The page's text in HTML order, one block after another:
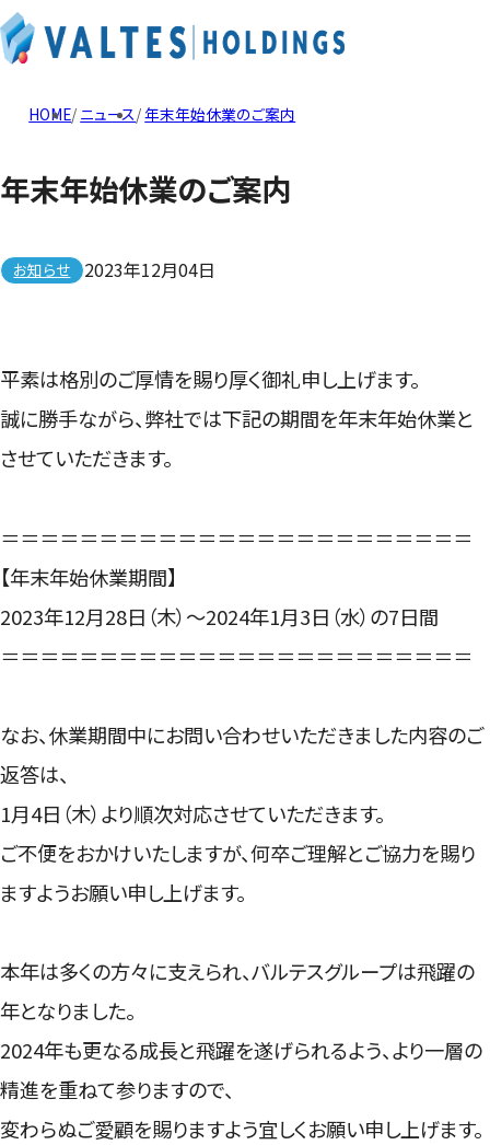
HOME ニュース 年末年始休業のご案内
年末年始休業のご案内
お知らせ 2023年12月04日
平素は格別のご厚情を賜り厚く御礼申し上げます。
誠に勝手ながら、弊社では下記の期間を年末年始休業と
させていただきます。
＝＝＝＝＝＝＝＝＝＝＝＝＝＝＝＝＝＝＝＝＝＝＝＝
【年末年始休業期間】
2023年12月28日（木）～2024年1月3日（水）の7日間
＝＝＝＝＝＝＝＝＝＝＝＝＝＝＝＝＝＝＝＝＝＝＝＝
なお、休業期間中にお問い合わせいただきました内容のご
返答は、
1月4日（木）より順次対応させていただきます。
ご不便をおかけいたしますが、何卒ご理解とご協力を賜り
ますようお願い申し上げます。
本年は多くの方々に支えられ、バルテスグループは飛躍の
年となりました。
2024年も更なる成長と飛躍を遂げられるよう、より一層の
精進を重ねて参りますので、
変わらぬご愛顧を賜りますよう宜しくお願い申し上げます。